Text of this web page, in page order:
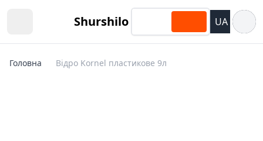
Shurshilo UA
Головна Відро Kornel пластикове 9л